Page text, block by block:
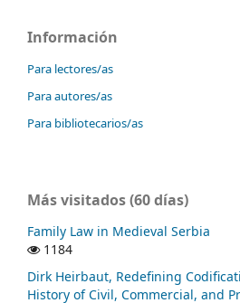
Información
Para lectores/as
Para autores/as
Para bibliotecarios/as
Más visitados (60 días)
Family Law in Medieval Serbia
1184
Dirk Heirbaut, Redefining
History of Civil, Commercial, and